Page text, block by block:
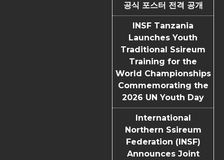
공식 포스터 전격 공개
INSF Tanzania
Launches Youth
Traditional Ssireum
Training for the
World Championships
Commemorating the
2026 UN Youth Day
International
Northern Ssireum
Federation (INSF)
Announces Joint